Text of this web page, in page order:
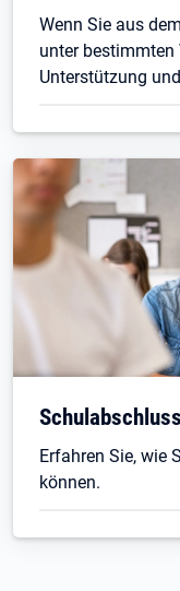
Wenn Sie aus
unter
Unterstützung
Erfahren Sie, wie
können.